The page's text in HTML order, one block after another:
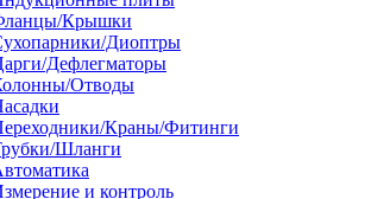
Крышки
Диоптры
Дефлегматоры
Отводы
Краны/Фитинги
Шланги
и контроль